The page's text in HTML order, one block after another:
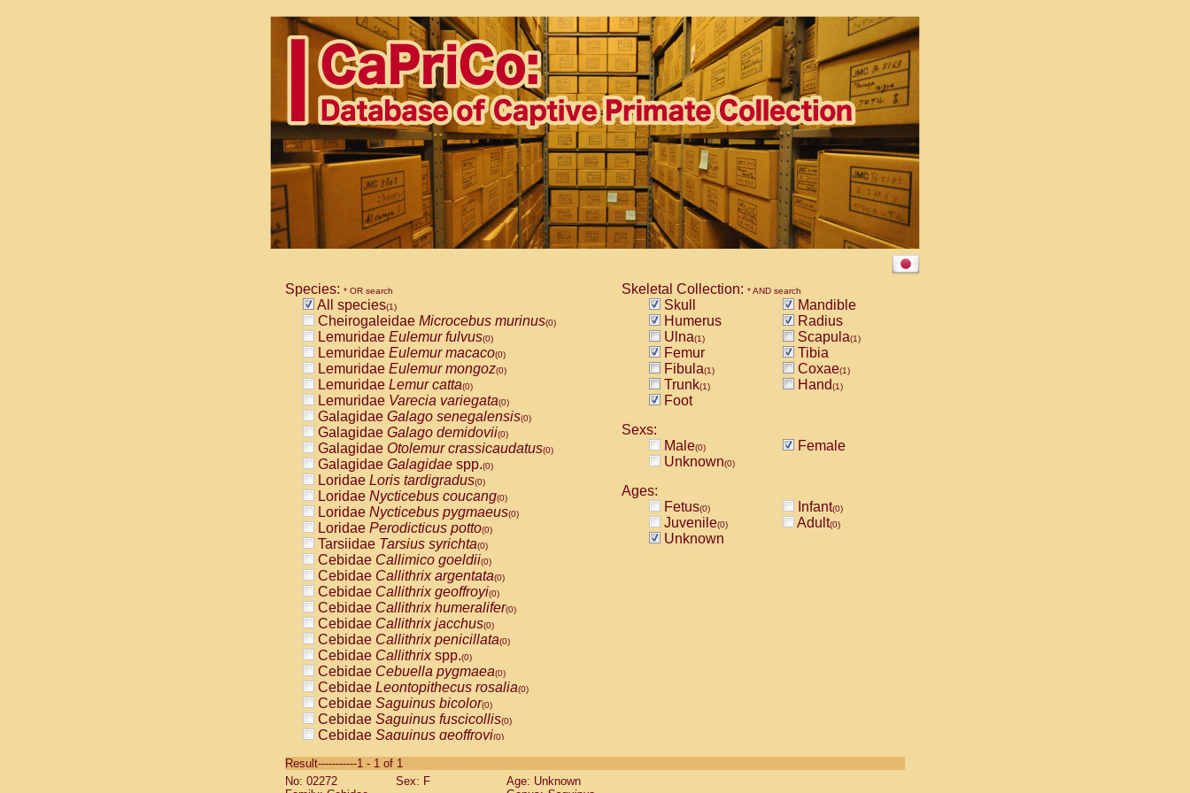
Species: * OR search
All species(1)
Cheirogaleidae Microcebus murinus(0)
Lemuridae Eulemur fulvus(0)
Lemuridae Eulemur macaco(0)
Lemuridae Eulemur mongoz(0)
Lemuridae Lemur catta(0)
Lemuridae Varecia variegata(0)
Galagidae Galago senegalensis(0)
Galagidae Galago demidovii(0)
Galagidae Otolemur crassicaudatus(0)
Galagidae Galagidae spp.(0)
Loridae Loris tardigradus(0)
Loridae Nycticebus coucang(0)
Loridae Nycticebus pygmaeus(0)
Loridae Perodicticus potto(0)
Tarsiidae Tarsius syrichta(0)
Cebidae Callimico goeldii(0)
Cebidae Callithrix argentata(0)
Cebidae Callithrix geoffroyi(0)
Cebidae Callithrix humeralifer(0)
Cebidae Callithrix jacchus(0)
Cebidae Callithrix penicillata(0)
Cebidae Callithrixspp.(0)
Cebidae Cebuella pygmaea(0)
Cebidae Leontopithecus rosalia(0)
Cebidae Saguinus bicolor(0)
Cebidae Saguinus fuscicollis(0)
Cebidae Saguinus geoffroyi(0)
CebidaeSaguinus labiatus(0)
Cebidae Saguinus leucopus (0)
Skeletal Collection: * AND search
Skull
Mandible
Humerus
Radius
Ulna(1) Scapula(1)
Femur
Tibia
Fibula(1) Coxae(1)
Trunk(1) Hand(1)
Foot
Sexs:
Male(0)
Female
Unknown(0)
Ages:
Fetus(0) Infant(0)
Juvenile(0) Adult(0)
Unknown
Result-----------1 - 1 of 1
No: 02272
Sex: F
Age: Unknown